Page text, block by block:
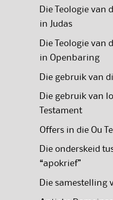
Die Teologie van
in Judas
Die Teologie van
in Openbaring
Die gebruik van
Die gebruik van
Testament
Offers in die Ou
Die onderskeid
“apokrief”
Die samestelling